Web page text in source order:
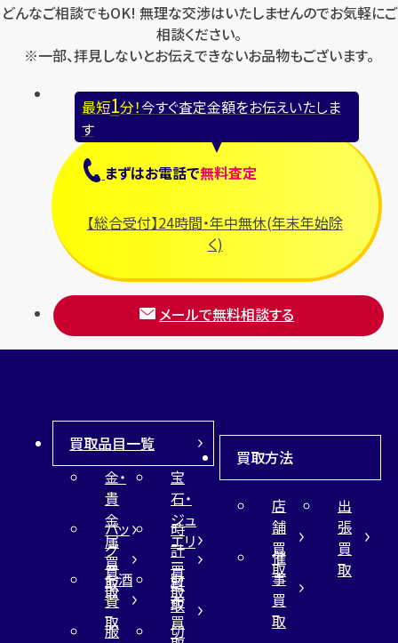
どんなご相談でもOK! 無理な交渉はいたしませんのでお気軽にご
相談ください。
※一部、拝見しないとお伝えできないお品物もございます。
最短1分！今すぐ査定金額をお伝えいたしま
す
まずはお電話で無料査定
【総合受付】24時間・年中無休(年末年始除
く)
メールで無料相談する
買取品目一覧
金・
貴
金
属
買
取
宝
石・
ジュ
エリ
ー
買
取
バッ
グ
買
取
時
計
買
取
お酒
買
取
財
布
買
服
切
買取方法
店
舗
買
取
出
張
買
取
催
事
買
取